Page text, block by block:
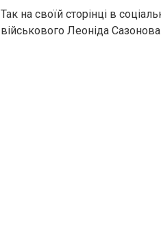
Так на своїй сторінці в
військового Леоніда